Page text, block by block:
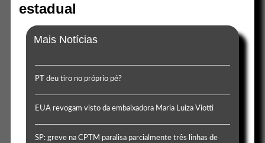
estadual
Mais Notícias
PT deu tiro no próprio pé?
EUA revogam visto da embaixadora Maria Luiza Viotti
SP: greve na CPTM paralisa parcialmente três linhas de